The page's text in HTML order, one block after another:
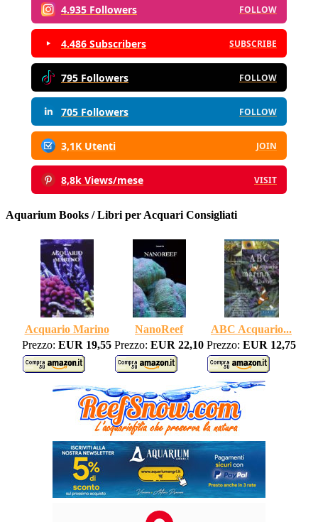
4.935 Followers FOLLOW
4.486 Subscribers SUBSCRIBE
795 Followers FOLLOW
705 Followers FOLLOW
3,1K Utenti JOIN
8,8k Views/mese VISIT
Aquarium Books / Libri per Acquari Consigliati
Acquario Marino NanoReef
ABC Acquario...
Prezzo: EUR 19,55 Prezzo: EUR 22,10 Prezzo: EUR 12,75